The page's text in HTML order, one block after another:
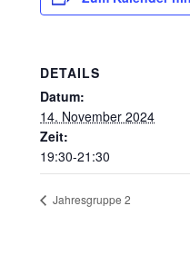
DETAILS
Datum:
14. November 2024
Zeit:
19:30-21:30
Jahresgruppe 2